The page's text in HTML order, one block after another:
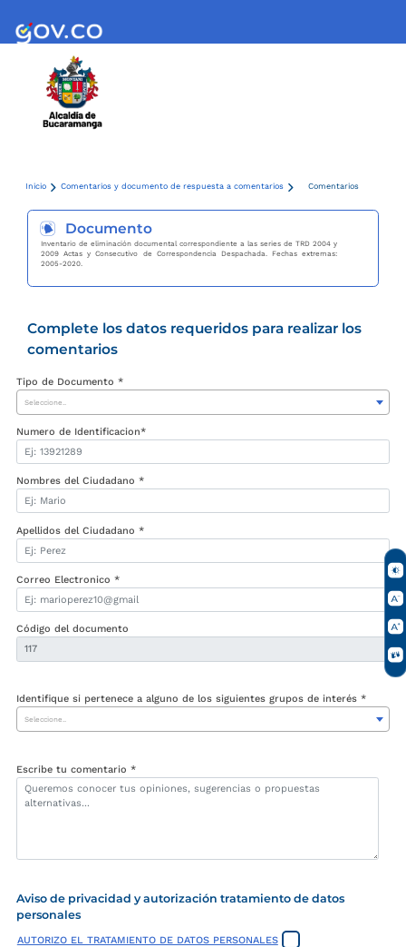
Inicio Comentarios y documento de respuesta a comentarios Comentarios
Documento
Inventario de eliminación documental correspondiente a las series de TRD 2004 y
2009 Actas y Consecutivo de Correspondencia Despachada. Fechas extremas:
2005-2020.
Complete los datos requeridos para realizar los
comentarios
Tipo de Documento *
Seleccione..
Numero de Identificacion*
Nombres del Ciudadano *
Apellidos del Ciudadano *
Correo Electronico *
Código del documento
Identifique si pertenece a alguno de los siguientes grupos de interés *
Seleccione..
Escribe tu comentario *
Aviso de privacidad y autorización tratamiento de datos
personales
AUTORIZO EL TRATAMIENTO DE DATOS PERSONALES